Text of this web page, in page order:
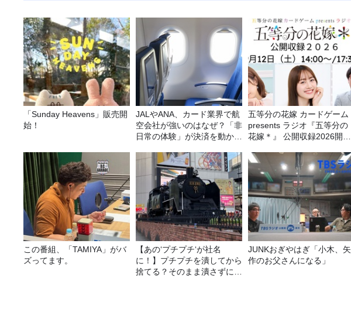
「Sunday Heavens」販売開
始！
JALやANA、カード業界で航
空会社が強いのはなぜ？「非
日常の体験」が決済を動かす
五等分の花嫁 カードゲーム
presents ラジオ『五等分の
花嫁＊』 公開収録2026開催
この番組、「TAMIYA」がバ
ズってます。
【あの‘プチプチ‘が社名
に！】プチプチを潰してから
捨てる？そのまま潰さずに捨
JUNKおぎやはぎ「小木、矢
作のお父さんになる」